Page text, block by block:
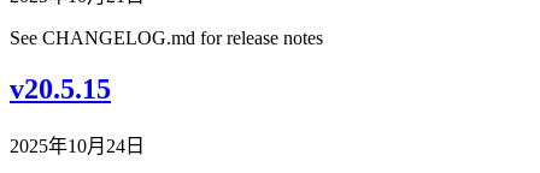
See CHANGELOG.md for release notes
v20.5.15
2025年10月24日